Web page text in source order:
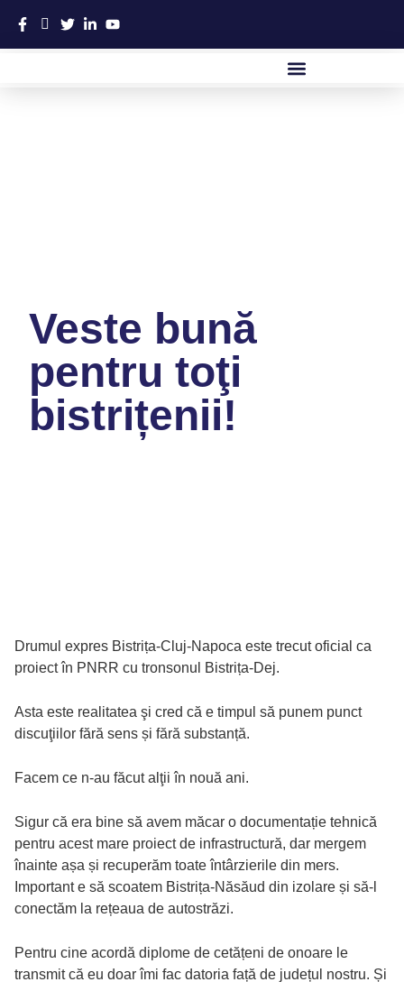
Veste bună
pentru toţi
bistrițenii!
Drumul expres Bistrița-Cluj-Napoca este trecut oficial ca
proiect în PNRR cu tronsonul Bistrița-Dej.
Asta este realitatea şi cred că e timpul să punem punct
discuţiilor fără sens și fără substanță.
Facem ce n-au făcut alţii în nouă ani.
Sigur că era bine să avem măcar o documentație tehnică
pentru acest mare proiect de infrastructură, dar mergem
înainte așa și recuperăm toate întârzierile din mers.
Important e să scoatem Bistrița-Năsăud din izolare și să-l
conectăm la rețeaua de autostrăzi.
Pentru cine acordă diplome de cetățeni de onoare le
transmit că eu doar îmi fac datoria față de județul nostru. Și